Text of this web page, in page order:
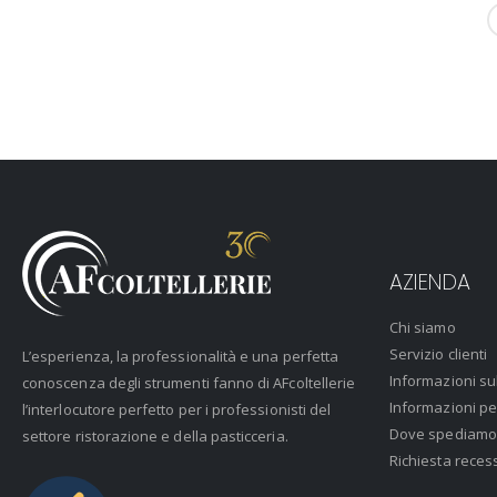
L’esperienza, la professionalità e una perfetta
conoscenza degli strumenti fanno di AFcoltellerie
l’interlocutore perfetto per i professionisti del
settore ristorazione e della pasticceria.
AZIENDA
Chi siamo
Servizio clienti
Informazioni
Informazioni
Dove spediamo
Richiesta